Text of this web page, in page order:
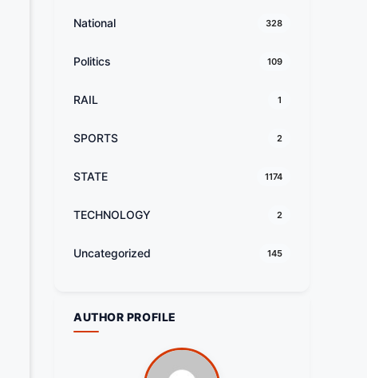
National 328
Politics 109
RAIL 1
SPORTS 2
STATE 1174
TECHNOLOGY 2
Uncategorized 145
AUTHOR PROFILE